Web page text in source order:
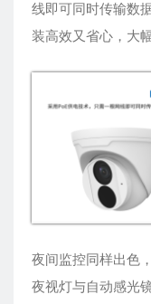
线即可同时传输数
装高效又省心，大
夜间监控同样出色，
夜视灯与自动感光